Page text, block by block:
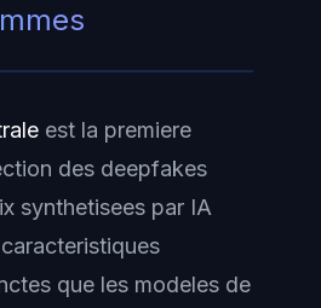
est la premiere
des deepfakes
synthetisees par IA
que les modeles de